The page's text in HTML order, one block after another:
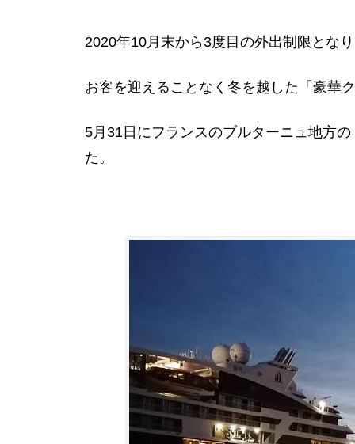
2020年10月末から3度目の外出制限とな
お客を迎えることなく冬を越した「豪華
5月31日にフランスのブルターニュ地方
た。